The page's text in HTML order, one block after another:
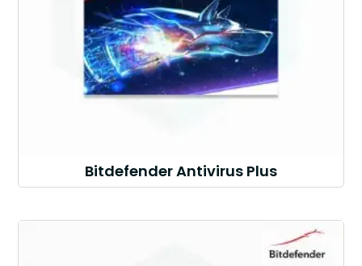
Bitdefender Antivirus Plus